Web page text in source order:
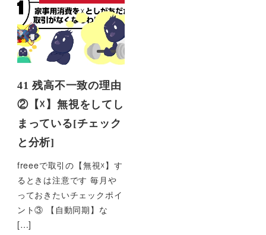
41 残高不一致の理由
②【☓】無視をしてし
まっている[チェック
と分析]
freeeで取引の【無視☓】す
るときは注意です 毎月や
っておきたいチェックポイ
ント③ 【自動同期】な
[…]